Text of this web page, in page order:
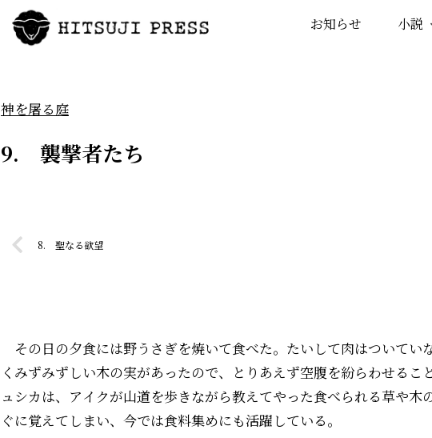
お知らせ 小説
神を屠る庭
9. 襲撃者たち
8. 聖なる欲望
その日の夕食には野うさぎを焼いて食べた。たいして肉はついてい
くみずみずしい木の実があったので、とりあえず空腹を紛らわせること
ュシカは、アイクが山道を歩きながら教えてやった食べられる草や木
ぐに覚えてしまい、今では食料集めにも活躍している。